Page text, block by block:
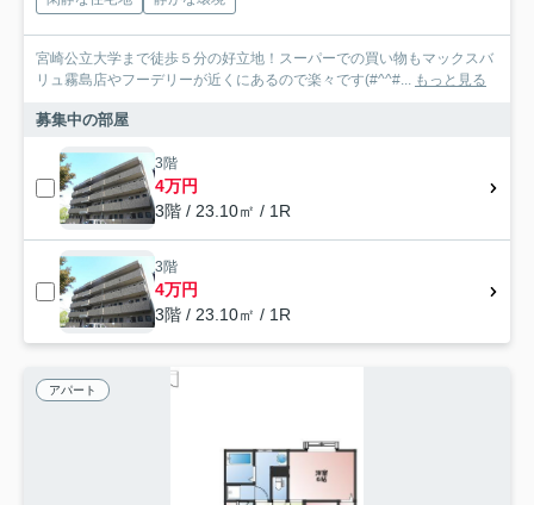
宮崎公立大学まで徒歩５分の好立地！スーパーでの買い物もマックスバ
リュ霧島店やフーデリーが近くにあるので楽々です(#^^#... もっと見る
募集中の部屋
3階
4万円
3階 / 23.10㎡ / 1R
3階
4万円
3階 / 23.10㎡ / 1R
アパート